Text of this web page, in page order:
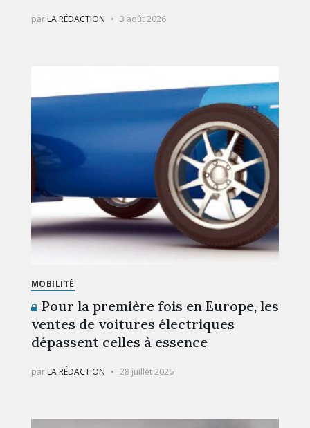
par LA RÉDACTION 3 août 2026
MOBILITÉ
Pour la première fois en Europe, les
ventes de voitures électriques
dépassent celles à essence
par LA RÉDACTION 28 juillet 2026